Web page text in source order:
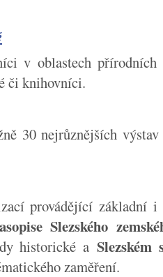
v oblastech přírodních
či knihovníci.
30 nejrůznějších
provádějící základní
Slezského
historické aSlezském
zaměření.